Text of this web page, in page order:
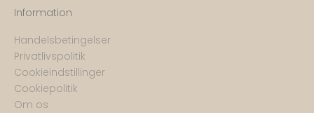
Information
Handelsbetingelser
Privatlivspolitik
Cookieindstillinger
Cookiepolitik
Om os